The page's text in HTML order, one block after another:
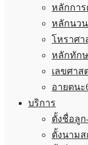
หลักการ
หลักนว
โหราศา
หลักทัก
เลขศาส
อายตนะ
บริการ
ตั้งชื่อลู
ตั้งนามส